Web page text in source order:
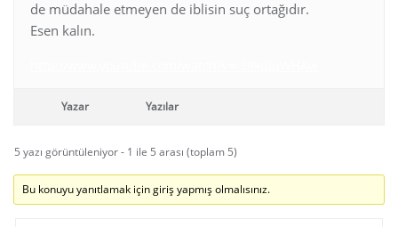
de müdahale etmeyen de iblisin suç ortağıdır.
Esen kalın.
Yazar Yazılar
5 yazı görüntüleniyor - 1 ile 5 arası (toplam 5)
Bu konuyu yanıtlamak için giriş yapmış olmalısınız.